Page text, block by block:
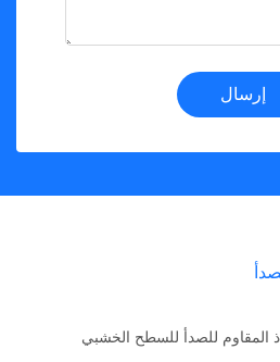
إرسال
المقاوم للصدأ للسطح الخشبي